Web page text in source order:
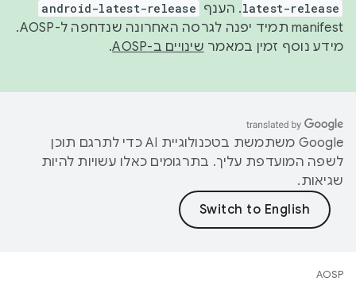
latest-release. הענף android-latest-release
manifest תמיד יפנה לגרסה האחרונה שנדחפה ל-AOSP.
מידע נוסף זמין במאמר שינויים ב-AOSP .
‫Google משתמשת בטכנולוגיית AI כדי לתרגם תוכן
לשפה המועדפת עליך. בתרגומים כאלו עשויות להיות
שגיאות.
AOSP